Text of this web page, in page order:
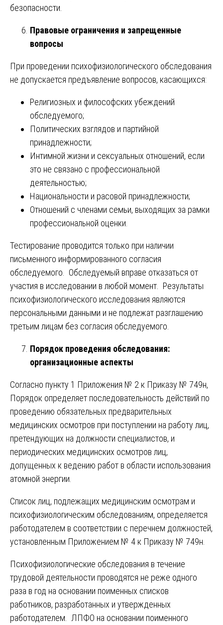
безопасности.
Правовые ограничения и запрещенные
вопросы
При проведении психофизиологического обследования
не допускается предъявление вопросов, касающихся:
Религиозных и философских убеждений
обследуемого;
Политических взглядов и партийной
принадлежности;
Интимной жизни и сексуальных отношений, если
это не связано с профессиональной
деятельностью;
Национальности и расовой принадлежности;
Отношений с членами семьи, выходящих за рамки
профессиональной оценки.
Тестирование проводится только при наличии
письменного информированного согласия
обследуемого. Обследуемый вправе отказаться от
участия в исследовании в любой момент. Результаты
психофизиологического исследования являются
персональными данными и не подлежат разглашению
третьим лицам без согласия обследуемого.
Порядок проведения обследования:
организационные аспекты
Согласно пункту 1 Приложения № 2 к Приказу № 749н,
Порядок определяет последовательность действий по
проведению обязательных предварительных
медицинских осмотров при поступлении на работу лиц,
претендующих на должности специалистов, и
периодических медицинских осмотров лиц,
допущенных к ведению работ в области использования
атомной энергии.
Список лиц, подлежащих медицинским осмотрам и
психофизиологическим обследованиям, определяется
работодателем в соответствии с перечнем должностей,
установленным Приложением № 4 к Приказу № 749н.
Психофизиологические обследования в течение
трудовой деятельности проводятся не реже одного
раза в год на основании поименных списков
работников, разработанных и утвержденных
работодателем. ЛПФО на основании поименного